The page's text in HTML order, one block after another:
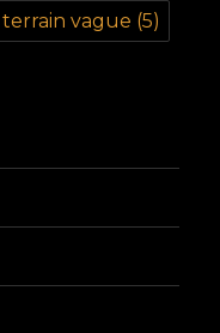
terrain vague (5)